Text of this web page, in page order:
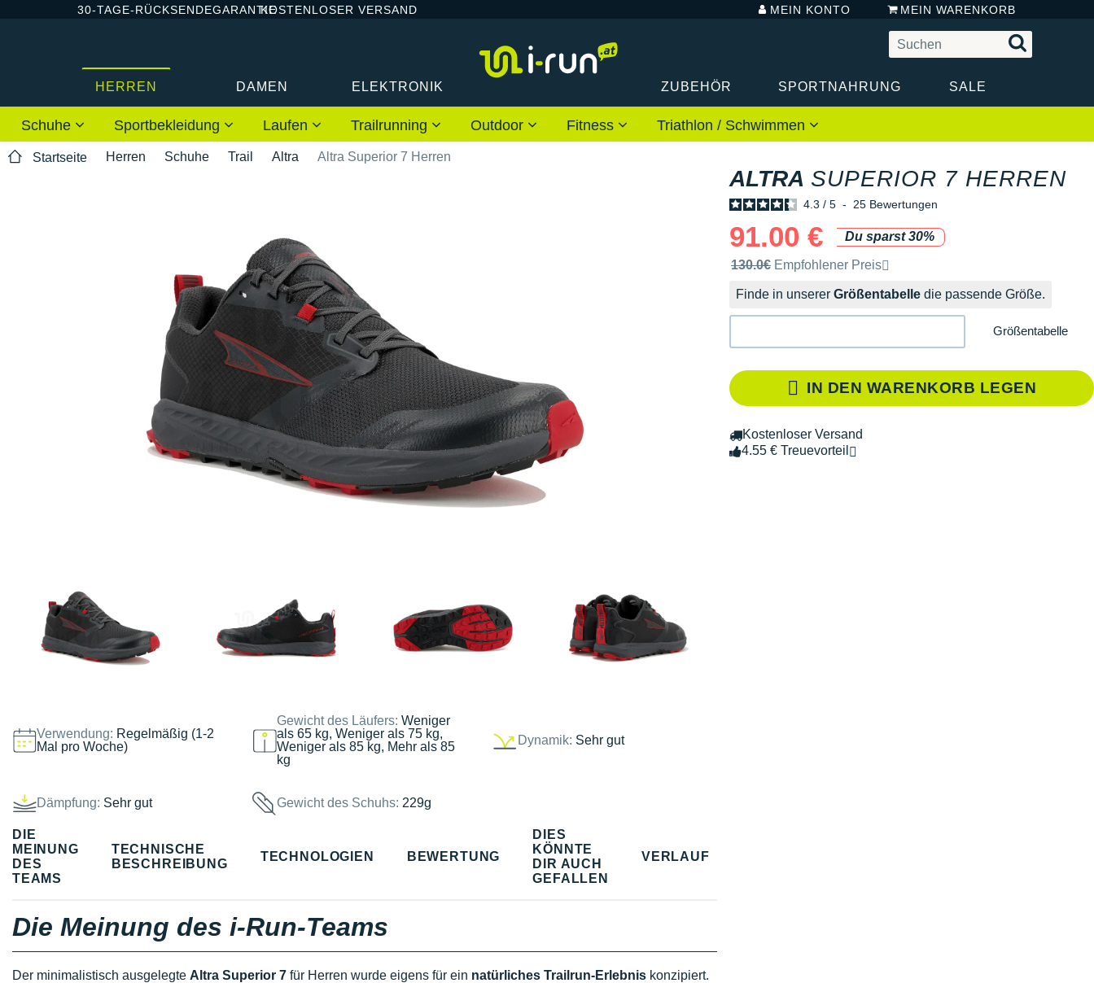
30-TAGE-RÜCKSENDEGARANTIEKOSTENLOSER VERSAND MEIN KONTO MEIN WARENKORB
HERREN DAMEN ELEKTRONIK ZUBEHÖR SPORTNAHRUNG SALE
Schuhe Sportbekleidung Laufen Trailrunning Outdoor Fitness Triathlon / Schwimmen
Startseite Herren Schuhe Trail Altra Altra Superior 7 Herren
Verwendung: Regelmäßig (1-2
Mal pro Woche)
Gewicht des Läufers:Weniger
als 65 kg, Weniger als 75 kg,
Weniger als 85 kg, Mehr als 85
kg
Dynamik: Sehr gut
Dämpfung: Sehr gut Gewicht des Schuhs: 229g
ALTRA SUPERIOR 7 HERREN
4.3 / 5 - 25 Bewertungen
91.00 €
Du sparst 30%
Unverbindliche Preisempfehlung der Marke
130.0€ Empfohlener Preis
Finde in unserer Größentabelle die passende Größe.
Größentabelle
IN DEN WARENKORB LEGEN
Kostenloser Versand
4.55 € Treuevorteil
DIE
MEINUNG
DES
TEAMS
TECHNISCHE
BESCHREIBUNG
TECHNOLOGIEN BEWERTUNG
DIES
KÖNNTE
DIR AUCH
GEFALLEN
VERLAUF
Die Meinung des i-Run-Teams
Der minimalistisch ausgelegte Altra Superior 7 für Herren wurde eigens für ein natürliches Trailrun-Erlebnis konzipiert.